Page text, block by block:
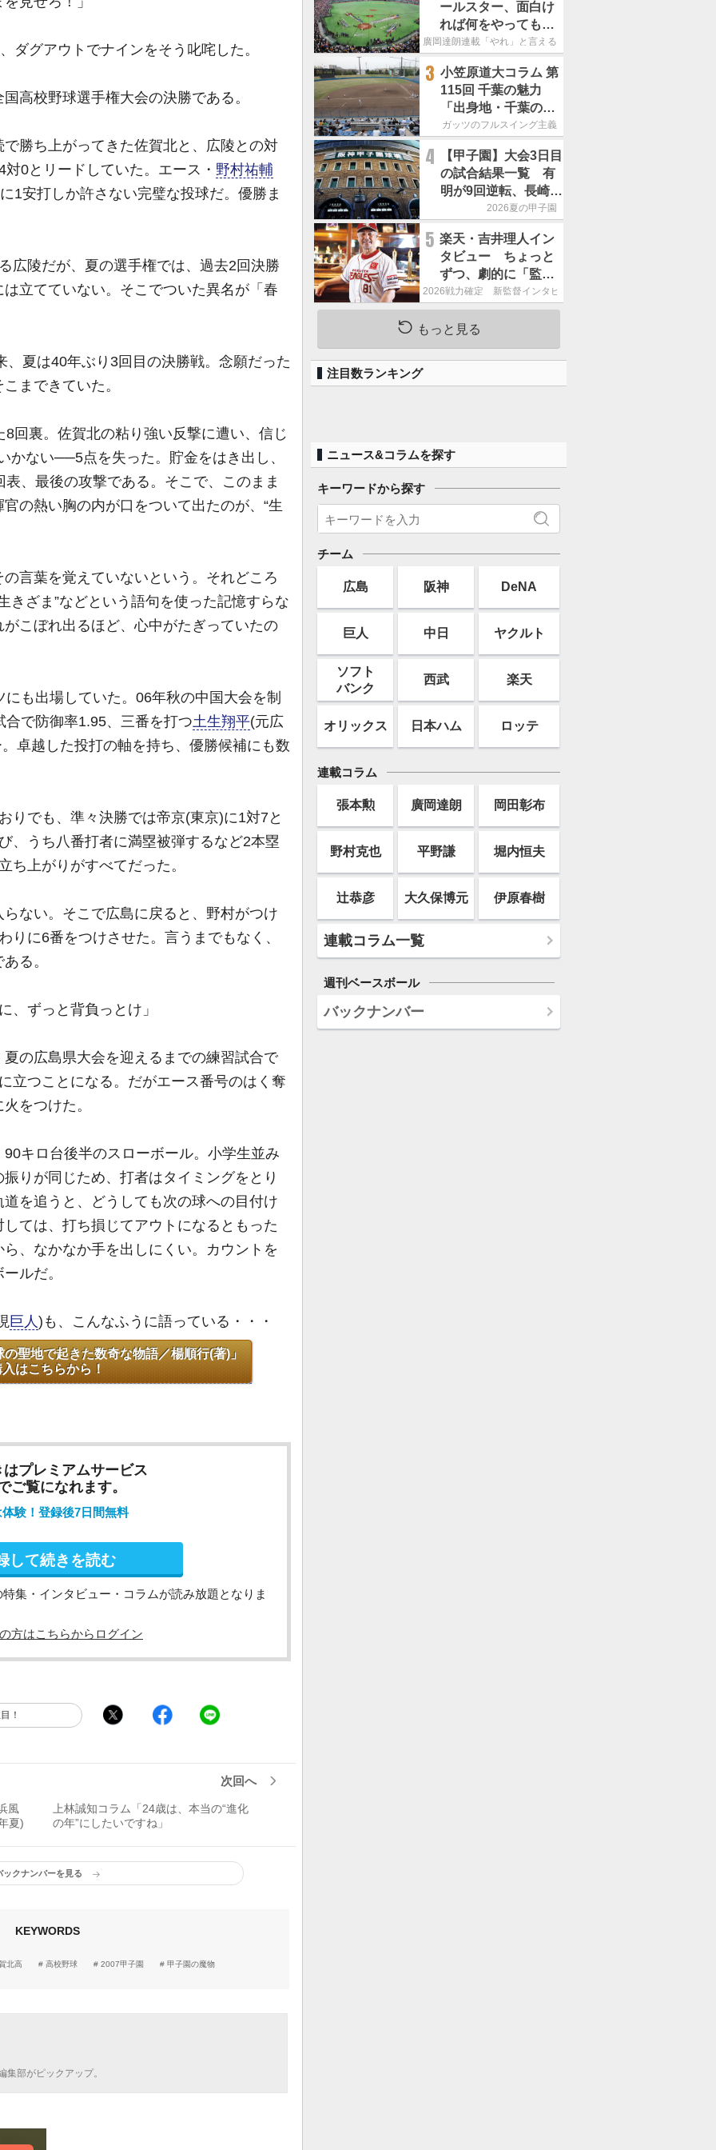
ダグアウトでナインをそう叱咤した。
高校野球選手権大会の決勝である。
勝ち上がってきた佐賀北と、広陵との対
0とリードしていた。エース・ 野村祐輔
1安打しか許さない完璧な投球だ。優勝ま
陵だが、夏の選手権では、過去2回決勝
立てていない。そこでついた異名が「春
夏は40年ぶり3回目の決勝戦。念願だった
まできていた。
裏。佐賀北の粘り強い反撃に遭い、信じ
ない──5点を失った。貯金をはき出し、
、最後の攻撃である。そこで、このまま
の熱い胸の内が口をついて出たのが、“生
言葉を覚えていないという。それどころ
きざま”などという語句を使った記憶すらな
こぼれ出るほど、心中がたぎっていたの
も出場していた。06年秋の中国大会を制
で防御率1.95、三番を打つ土生翔平(元広
卓越した投打の軸を持ち、優勝候補にも数
でも、準々決勝では帝京(東京)に1対7と
、うち八番打者に満塁被弾するなど2本塁
ち上がりがすべてだった。
ない。そこで広島に戻ると、野村がつけ
りに6番をつけさせた。言うまでもなく、
る。
、ずっと背負っとけ」
の広島県大会を迎えるまでの練習試合で
立つことになる。だがエース番号のはく奪
をつけた。
キロ台後半のスローボール。小学生並み
りが同じため、打者はタイミングをとり
を追うと、どうしても次の球への目付け
ては、打ち損じてアウトになるともった
、なかなか手を出しにくい。カウントを
ルだ。
巨人 )も、こんなふうに語っている・・・
聖地で起きた数奇な物語／楊順行(著)」
入はこちらから！
プレミアムサービス
ご覧になれます。
験！登録後7日間無料
して続きを読む
集・インタビュー・コラムが読み放題となりま
方はこちらからログイン
！
風
夏)
次回へ
上林誠知コラム「24歳は、本当の“進化
の年”にしたいですね」
ックナンバーを見る
KEYWORDS
北高 高校野球 2007甲子園 甲子園の魔物
部がピックアップ。
ールスター、面白け
れば何をやってもい
いという発想は大間
廣岡達朗連載「やれ」と言える信念
3 小笠原道大コラム 第
115回 千葉の魅力
「出身地・千葉の話
の続き。昔から野球
す」
ガッツのフルスイング主義
4
【甲子園】大会3日目
の試合結果一覧 有
明が9回逆転、長崎日
大は15得点で大勝
2026夏の甲子園
5 楽天・吉井理人イン
タビュー ちょっと
ずつ、劇的に「監督
が代わると何もかも
が変わるというの
は、チームにとって
す」
2026戦力確定 新監督インタビュー
もっと見る
注目数ランキング
ニュース&コラムを探す
キーワードから探す
チーム
広島 阪神 DeNA
巨人 中日 ヤクルト
ソフト
バンク
西武 楽天
オリックス 日本ハム ロッテ
連載コラム
張本勲 廣岡達朗 岡田彰布
野村克也 平野謙 堀内恒夫
辻恭彦 大久保博元 伊原春樹
連載コラム一覧
週刊ベースボール
バックナンバー